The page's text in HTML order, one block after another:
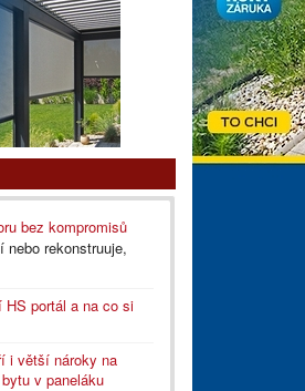
bez kompromisů
rekonstruuje,
portál a na co si
i větší nároky na
v paneláku